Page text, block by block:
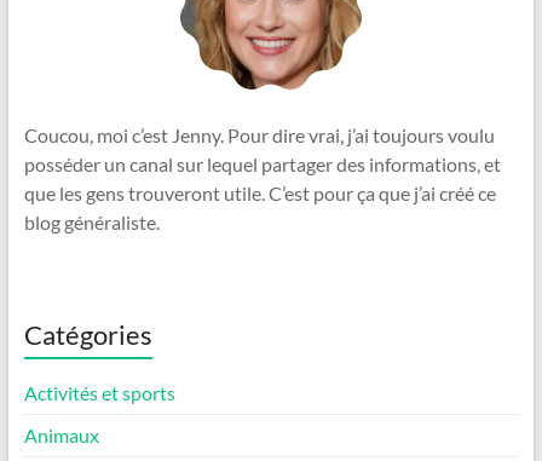
Coucou, moi c’est Jenny. Pour dire vrai, j’ai toujours voulu
posséder un canal sur lequel partager des informations, et
que les gens trouveront utile. C’est pour ça que j’ai créé ce
blog généraliste.
Catégories
Activités et sports
Animaux